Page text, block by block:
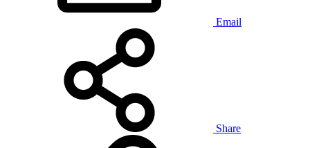
Email
Share